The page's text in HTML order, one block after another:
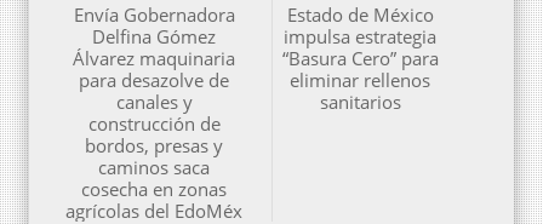
Estado de México
impulsa estrategia
“Basura Cero” para
eliminar rellenos
sanitarios
Envía Gobernadora
Delfina Gómez
Álvarez maquinaria
para desazolve de
canales y
construcción de
bordos, presas y
caminos saca
cosecha en zonas
agrícolas del EdoMéx